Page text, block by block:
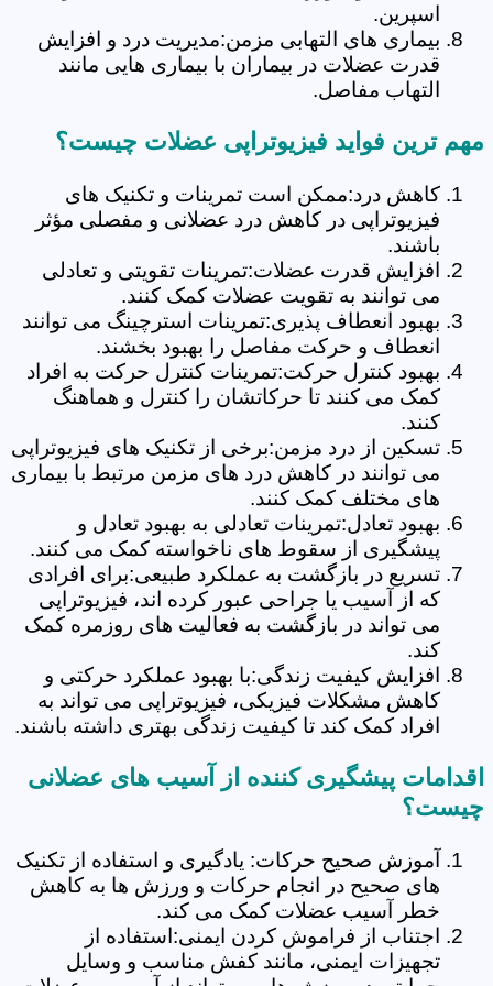
اسپرین.
بیماری های التهابی مزمن:مدیریت درد و افزایش
قدرت عضلات در بیماران با بیماری هایی مانند
التهاب مفاصل.
مهم ترین فواید فیزیوتراپی عضلات چیست؟
کاهش درد:ممکن است تمرینات و تکنیک های
فیزیوتراپی در کاهش درد عضلانی و مفصلی مؤثر
باشند.
افزایش قدرت عضلات:تمرینات تقویتی و تعادلی
می توانند به تقویت عضلات کمک کنند.
بهبود انعطاف پذیری:تمرینات استرچینگ می توانند
انعطاف و حرکت مفاصل را بهبود بخشند.
بهبود کنترل حرکت:تمرینات کنترل حرکت به افراد
کمک می کنند تا حرکاتشان را کنترل و هماهنگ
کنند.
تسکین از درد مزمن:برخی از تکنیک های فیزیوتراپی
می توانند در کاهش درد های مزمن مرتبط با بیماری
های مختلف کمک کنند.
بهبود تعادل:تمرینات تعادلی به بهبود تعادل و
پیشگیری از سقوط های ناخواسته کمک می کنند.
تسریع در بازگشت به عملکرد طبیعی:برای افرادی
که از آسیب یا جراحی عبور کرده اند، فیزیوتراپی
می تواند در بازگشت به فعالیت های روزمره کمک
کند.
افزایش کیفیت زندگی:با بهبود عملکرد حرکتی و
کاهش مشکلات فیزیکی، فیزیوتراپی می تواند به
افراد کمک کند تا کیفیت زندگی بهتری داشته باشند.
اقدامات پیشگیری کننده از آسیب های عضلانی
چیست؟
آموزش صحیح حرکات: یادگیری و استفاده از تکنیک
های صحیح در انجام حرکات و ورزش ها به کاهش
خطر آسیب عضلات کمک می کند.
اجتناب از فراموش کردن ایمنی:استفاده از
تجهیزات ایمنی، مانند کفش مناسب و وسایل